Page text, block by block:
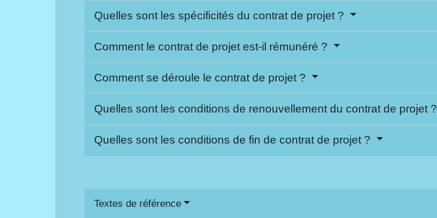
Quelles sont les spécificités du contrat de projet ?
Comment le contrat de projet est-il rémunéré ?
Comment se déroule le contrat de projet ?
Quelles sont les conditions de renouvellement du contrat de projet ?
Quelles sont les conditions de fin de contrat de projet ?
Textes de référence